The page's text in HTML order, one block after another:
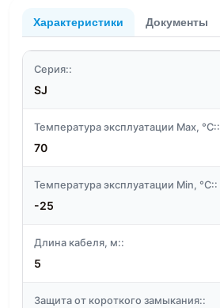
Характеристики Документы
Серия::
SJ
Температура эксплуатации Max, °C::
70
Температура эксплуатации Min, °C::
-25
Длина кабеля, м::
5
Защита от короткого замыкания::